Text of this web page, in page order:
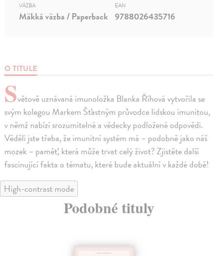
O TITULE
Světově uznávaná imunoložka Blanka Říhová vytvořila se
svým kolegou Markem Šťastným průvodce lidskou imunitou,
v němž nabízí srozumitelné a vědecky podložené odpovědi.
Věděli jste třeba, že imunitní systém má – podobně jako náš
mozek – paměť, která může trvat celý život? Zjistěte další
fascinující fakta o tématu, které bude aktuální v každé době!
VÄZBA
Mäkká väzba / Paperback
EAN
9788026435716
High-contrast mode
Podobné tituly